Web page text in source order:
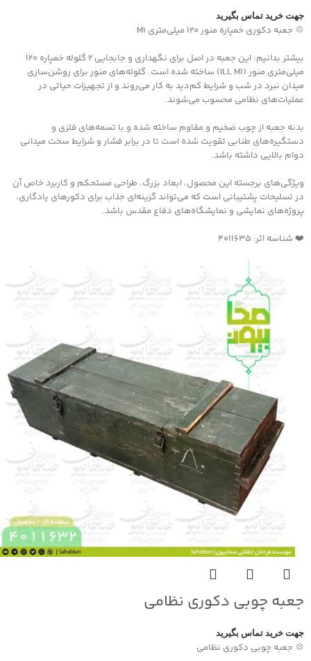
جهت خرید تماس بگیرید
💠 جعبه دکوری خمپاره منور ۱۲۰ میلی‌متری M1
بیشتر بدانیم: این جعبه در اصل برای نگهداری و جابجایی ۲ گلوله خمپاره ۱۲۰
میلی‌متری منور (ILL M1) ساخته شده است. گلوله‌های منور برای روشن‌سازی
میدان نبرد در شب و شرایط کم‌دید به کار می‌روند و از تجهیزات حیاتی در
عملیات‌های نظامی محسوب می‌شوند.
بدنه جعبه از چوب ضخیم و مقاوم ساخته شده و با تسمه‌های فلزی و
دستگیره‌های طنابی تقویت شده است تا در برابر فشار و شرایط سخت میدانی
دوام بالایی داشته باشد.
ویژگی‌های برجسته این محصول، ابعاد بزرگ، طراحی مستحکم و کاربرد خاص آن
در تسلیحات پشتیبانی است که می‌تواند گزینه‌ای جذاب برای دکورهای یادگاری،
پروژه‌های نمایشی و نمایشگاه‌های دفاع مقدس باشد.
❤️ شناسه اثر: 4011635
جعبه چوبی دکوری نظامی
جهت خرید تماس بگیرید
💠 جعبه چوبی دکوری نظامی